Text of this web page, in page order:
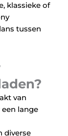
klassieke of
tussen
van
lange
diverse